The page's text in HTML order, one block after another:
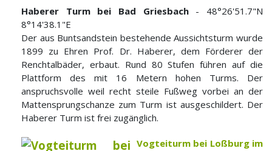
Haberer Turm bei Bad Griesbach- 48°26'51.7"N
8°14'38.1"E
Der aus Buntsandstein bestehende Aussichtsturm wurde
1899 zu Ehren Prof. Dr. Haberer, dem Förderer der
Renchtalbäder, erbaut. Rund 80 Stufen führen auf die
Plattform des mit 16 Metern hohen Turms. Der
anspruchsvolle weil recht steile Fußweg vorbei an der
Mattensprungschanze zum Turm ist ausgeschildert. Der
Haberer Turm ist frei zugänglich.
Vogteiturm bei Loßburg im